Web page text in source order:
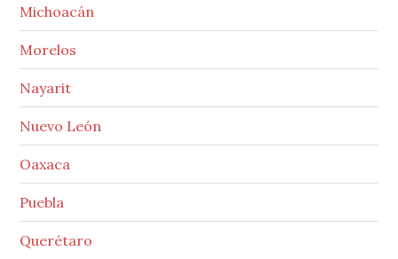
Michoacán
Morelos
Nayarit
Nuevo León
Oaxaca
Puebla
Querétaro